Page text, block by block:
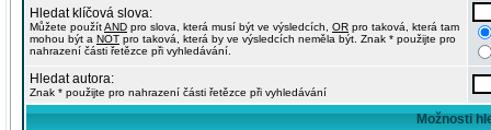
Hledat klíčová slova:
Můžete použítAND pro slova, která musí být ve výsledcích, OR pro taková, která tam
mohou být a NOT pro taková, která by ve výsledcích neměla být. Znak * použijte pro
nahrazení části řetězce při vyhledávání.
Hledat autora:
Znak * použijte pro nahrazení části řetězce při vyhledávání
Možnosti